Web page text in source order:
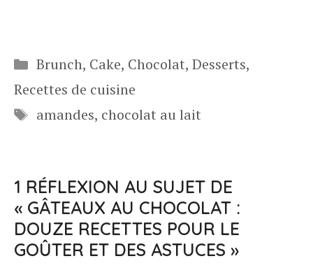
Catégories
Brunch, Cake, Chocolat, Desserts,
Recettes de cuisine
Étiquettes
amandes, chocolat au lait
1 RÉFLEXION AU SUJET DE
« GÂTEAUX AU CHOCOLAT :
DOUZE RECETTES POUR LE
GOÛTER ET DES ASTUCES »